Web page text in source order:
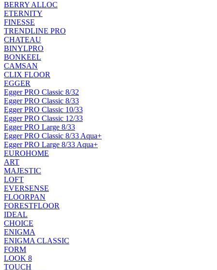
BERRY ALLOC
ETERNITY
FINESSE
TRENDLINE PRO
CHATEAU
BINYLPRO
BONKEEL
CAMSAN
CLIX FLOOR
EGGER
Egger PRO Classic 8/32
Egger PRO Classic 8/33
Egger PRO Classic 10/33
Egger PRO Classic 12/33
Egger PRO Large 8/33
Egger PRO Classic 8/33 Aqua+
Egger PRO Large 8/33 Aqua+
EUROHOME
ART
MAJESTIC
LOFT
EVERSENSE
FLOORPAN
FORESTFLOOR
IDEAL
CHOICE
ENIGMA
ENIGMA CLASSIC
FORM
LOOK 8
TOUCH